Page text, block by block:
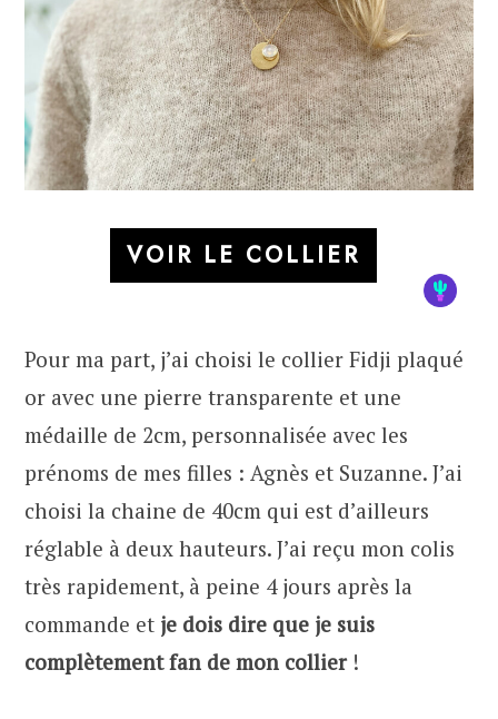
VOIR LE COLLIER
Pour ma part, j’ai choisi le collier Fidji plaqué
or avec une pierre transparente et une
médaille de 2cm, personnalisée avec les
prénoms de mes filles : Agnès et Suzanne. J’ai
choisi la chaine de 40cm qui est d’ailleurs
réglable à deux hauteurs. J’ai reçu mon colis
très rapidement, à peine 4 jours après la
commande et je dois dire que je suis
complètement fan de mon collier!